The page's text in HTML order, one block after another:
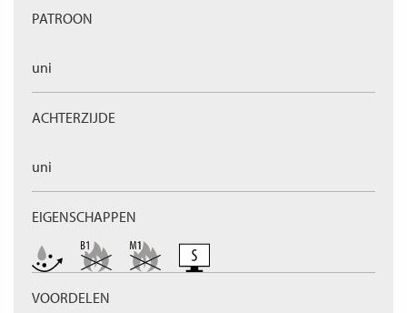
PATROON
uni
ACHTERZIJDE
uni
EIGENSCHAPPEN
VOORDELEN